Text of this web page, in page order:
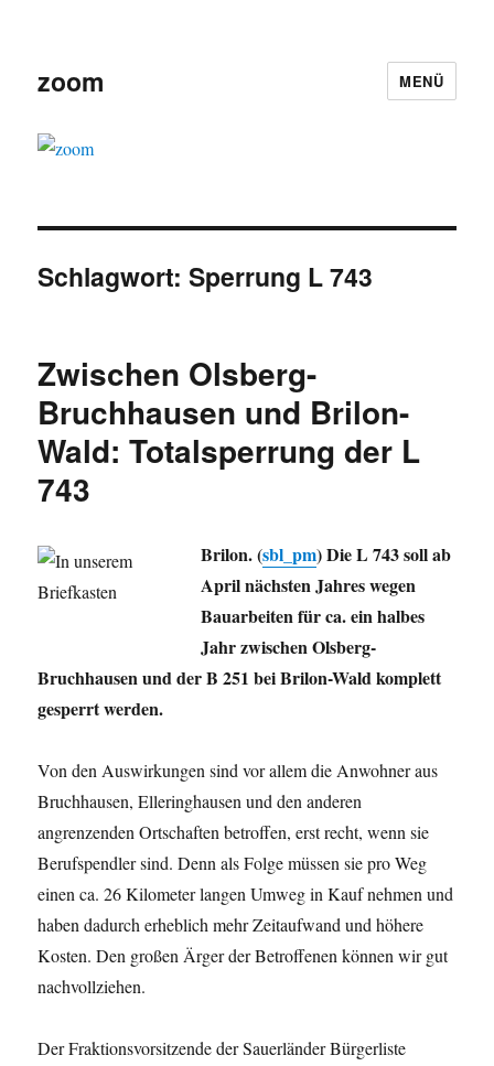
zoom MENÜ
Schlagwort:Sperrung L 743
Zwischen Olsberg-
Bruchhausen und Brilon-
Wald: Totalsperrung der L
743
Brilon. (sbl_pm) Die L 743 soll ab
April nächsten Jahres wegen
Bauarbeiten für ca. ein halbes
Jahr zwischen Olsberg-
Bruchhausen und der B 251 bei Brilon-Wald komplett
gesperrt werden.
Von den Auswirkungen sind vor allem die Anwohner aus
Bruchhausen, Elleringhausen und den anderen
angrenzenden Ortschaften betroffen, erst recht, wenn sie
Berufspendler sind. Denn als Folge müssen sie pro Weg
einen ca. 26 Kilometer langen Umweg in Kauf nehmen und
haben dadurch erheblich mehr Zeitaufwand und höhere
Kosten. Den großen Ärger der Betroffenen können wir gut
nachvollziehen.
Der Fraktionsvorsitzende der Sauerländer Bürgerliste